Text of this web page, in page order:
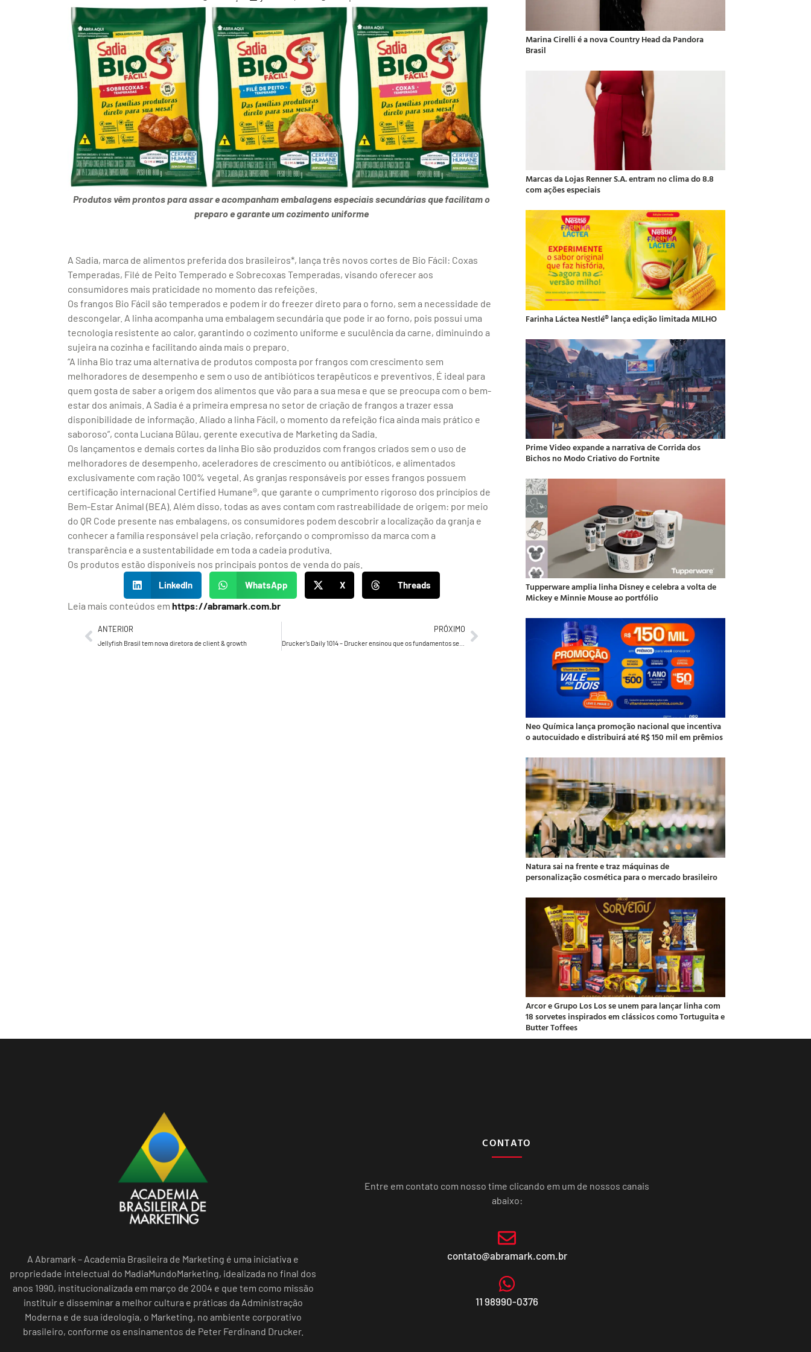
Produtos vêm prontos para assar e acompanham embalagens especiais secundárias que facilitam o
preparo e garante um cozimento uniforme
A Sadia, marca de alimentos preferida dos brasileiros*, lança três novos cortes de Bio Fácil: Coxas
Temperadas, Filé de Peito Temperado e Sobrecoxas Temperadas, visando oferecer aos
consumidores mais praticidade no momento das refeições.
Os frangos Bio Fácil são temperados e podem ir do freezer direto para o forno, sem a necessidade de
descongelar. A linha acompanha uma embalagem secundária que pode ir ao forno, pois possui uma
tecnologia resistente ao calor, garantindo o cozimento uniforme e suculência da carne, diminuindo a
sujeira na cozinha e facilitando ainda mais o preparo.
“A linha Bio traz uma alternativa de produtos composta por frangos com crescimento sem
melhoradores de desempenho e sem o uso de antibióticos terapêuticos e preventivos. É ideal para
quem gosta de saber a origem dos alimentos que vão para a sua mesa e que se preocupa com o bem-
estar dos animais. A Sadia é a primeira empresa no setor de criação de frangos a trazer essa
disponibilidade de informação. Aliado a linha Fácil, o momento da refeição fica ainda mais prático e
saboroso”, conta Luciana Bülau, gerente executiva de Marketing da Sadia.
Os lançamentos e demais cortes da linha Bio são produzidos com frangos criados sem o uso de
melhoradores de desempenho, aceleradores de crescimento ou antibióticos, e alimentados
exclusivamente com ração 100% vegetal. As granjas responsáveis por esses frangos possuem
certificação internacional Certified Humane®, que garante o cumprimento rigoroso dos princípios de
Bem-Estar Animal (BEA). Além disso, todas as aves contam com rastreabilidade de origem: por meio
do QR Code presente nas embalagens, os consumidores podem descobrir a localização da granja e
conhecer a família responsável pela criação, reforçando o compromisso da marca com a
transparência e a sustentabilidade em toda a cadeia produtiva.
Os produtos estão disponíveis nos principais pontos de venda do país.
LinkedIn WhatsApp X Threads
Leia mais conteúdos em https://abramark.com.br
ANTERIOR
Jellyfish Brasil tem nova diretora de client & growth
PRÓXIMO
Marina Cirelli é a nova Country Head da Pandora
Brasil
Marcas da Lojas Renner S.A. entram no clima do 8.8
com ações especiais
Farinha Láctea Nestlé® lança edição limitada MILHO
Prime Video expande a narrativa de Corrida dos
Bichos no Modo Criativo do Fortnite
Tupperware amplia linha Disney e celebra a volta de
Mickey e Minnie Mouse ao portfólio
Neo Química lança promoção nacional que incentiva
o autocuidado e distribuirá até R$ 150 mil em prêmios
Natura sai na frente e traz máquinas de
personalização cosmética para o mercado brasileiro
Arcor e Grupo Los Los se unem para lançar linha com
18 sorvetes inspirados em clássicos como Tortuguita e
Butter Toffees
A Abramark – Academia Brasileira de Marketing é uma iniciativa e
propriedade intelectual do MadiaMundoMarketing, idealizada no final dos
anos 1990, institucionalizada em março de 2004 e que tem como missão
instituir e disseminar a melhor cultura e práticas da Administração
Moderna e de sua ideologia, o Marketing, no ambiente corporativo
brasileiro, conforme os ensinamentos de Peter Ferdinand Drucker.
CONTATO
Entre em contato com nosso time clicando em um de nossos canais
abaixo:
contato@abramark.com.br
11 98990-0376